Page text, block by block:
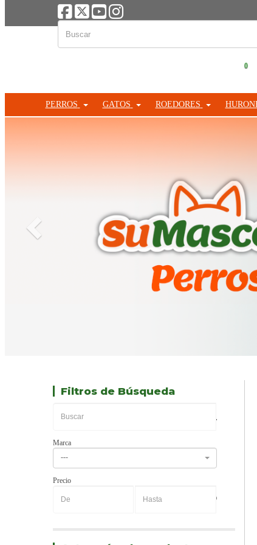
0
PERROS GATOS ROEDORES
Filtros de Búsqueda
Marca
---
Precio